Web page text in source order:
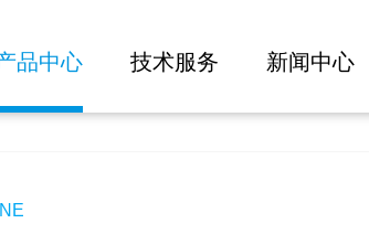
品中心 技术服务 新闻中心